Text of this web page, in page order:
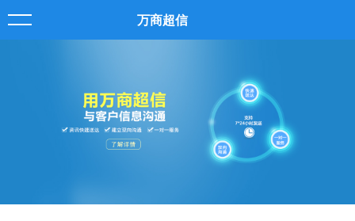
万商超信